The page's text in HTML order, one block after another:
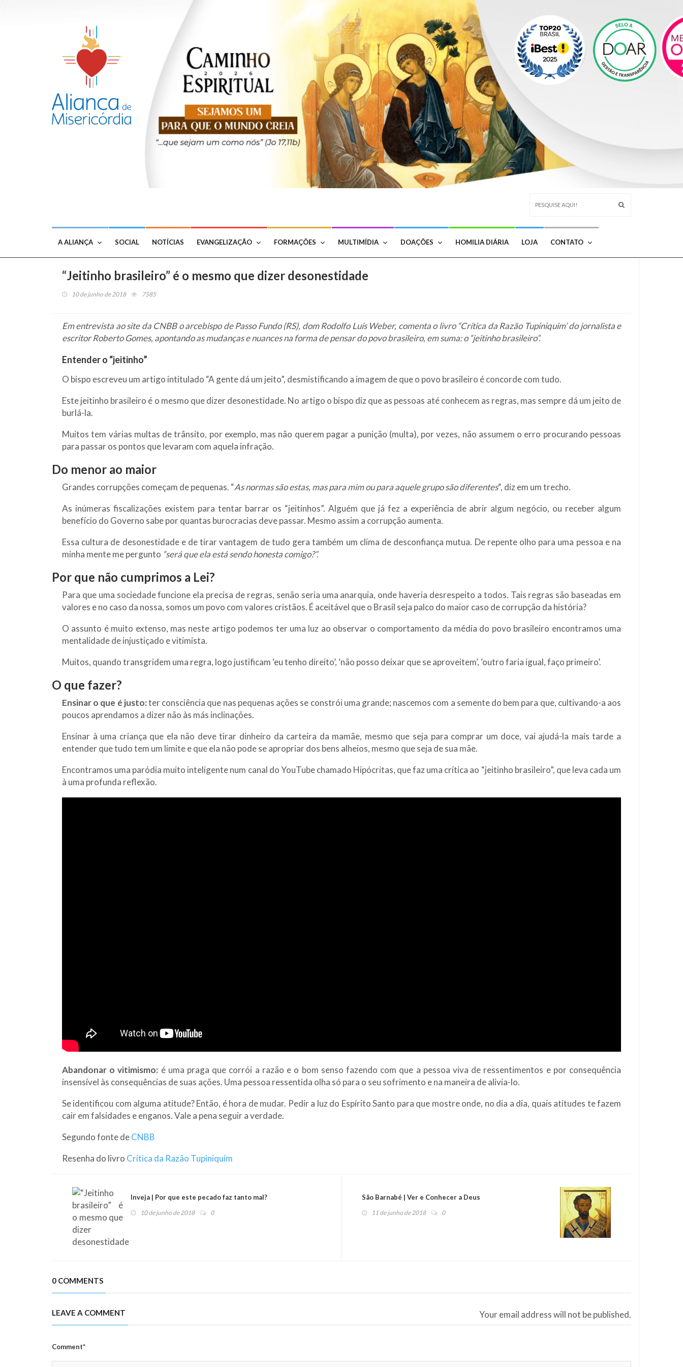
A ALIANÇA SOCIAL NOTÍCIAS EVANGELIZAÇÃO FORMAÇÕES MULTIMÍDIA DOAÇÕES HOMILIA DIÁRIA LOJA CONTATO
“Jeitinho brasileiro” é o mesmo que dizer desonestidade
10 de junho de 2018 7585
Em entrevista ao site da CNBB o arcebispo de Passo Fundo (RS), dom Rodolfo Luís Weber, comenta o livro “Crítica da Razão Tupiniquim’ do jornalista e
escritor Roberto Gomes, apontando as mudanças e nuances na forma de pensar do povo brasileiro, em suma: o “jeitinho brasileiro”.
Entender o “jeitinho”
O bispo escreveu um artigo intitulado “A gente dá um jeito”, desmistificando a imagem de que o povo brasileiro é concorde com tudo.
Este jeitinho brasileiro é o mesmo que dizer desonestidade. No artigo o bispo diz que as pessoas até conhecem as regras, mas sempre dá um jeito de
burlá-la.
Muitos tem várias multas de trânsito, por exemplo, mas não querem pagar a punição (multa), por vezes, não assumem o erro procurando pessoas
para passar os pontos que levaram com aquela infração.
Do menor ao maior
Grandes corrupções começam de pequenas. “As normas são estas, mas para mim ou para aquele grupo são diferentes“, diz em um trecho.
As inúmeras fiscalizações existem para tentar barrar os “jeitinhos”. Alguém que já fez a experiência de abrir algum negócio, ou receber algum
benefício do Governo sabe por quantas burocracias deve passar. Mesmo assim a corrupção aumenta.
Essa cultura de desonestidade e de tirar vantagem de tudo gera também um clima de desconfiança mutua. De repente olho para uma pessoa e na
minha mente me pergunto “será que ela está sendo honesta comigo?”.
Por que não cumprimos a Lei?
Para que uma sociedade funcione ela precisa de regras, senão seria uma anarquia, onde haveria desrespeito a todos. Tais regras são baseadas em
valores e no caso da nossa, somos um povo com valores cristãos. É aceitável que o Brasil seja palco do maior caso de corrupção da história?
O assunto é muito extenso, mas neste artigo podemos ter uma luz ao observar o comportamento da média do povo brasileiro encontramos uma
mentalidade de injustiçado e vitimista.
Muitos, quando transgridem uma regra, logo justificam ‘eu tenho direito’, ‘não posso deixar que se aproveitem’, ‘outro faria igual, faço primeiro’.
O que fazer?
Ensinar o que é justo:ter consciência que nas pequenas ações se constrói uma grande; nascemos com a semente do bem para que, cultivando-a aos
poucos aprendamos a dizer não às más inclinações.
Ensinar à uma criança que ela não deve tirar dinheiro da carteira da mamãe, mesmo que seja para comprar um doce, vai ajudá-la mais tarde a
entender que tudo tem um limite e que ela não pode se apropriar dos bens alheios, mesmo que seja de sua mãe.
Encontramos uma paródia muito inteligente num canal do YouTube chamado Hipócritas, que faz uma crítica ao “jeitinho brasileiro”, que leva cada um
à uma profunda reflexão.
Abandonar o vitimismo: é uma praga que corrói a razão e o bom senso fazendo com que a pessoa viva de ressentimentos e por consequência
insensível às consequências de suas ações. Uma pessoa ressentida olha só para o seu sofrimento e na maneira de alivia-lo.
Se identificou com alguma atitude? Então, é hora de mudar. Pedir a luz do Espírito Santo para que mostre onde, no dia a dia, quais atitudes te fazem
cair em falsidades e enganos. Vale a pena seguir a verdade.
Segundo fonte deCNBB
Resenha do livro Crítica da Razão Tupiniquim
Inveja | Por que este pecado faz tanto mal?
10 de junho de 2018 0
São Barnabé | Ver e Conhecer a Deus
11 de junho de 2018 0
0 COMMENTS
LEAVE A COMMENT Your email address will not be published.
Comment*